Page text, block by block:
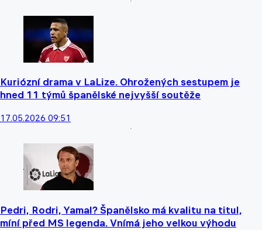
Kuriózní drama v LaLize. Ohrožených sestupem je
hned 11 týmů španělské nejvyšší soutěže
17.05.2026 09:51
Pedri, Rodri, Yamal? Španělsko má kvalitu na titul,
míní před MS legenda. Vnímá jeho velkou výhodu